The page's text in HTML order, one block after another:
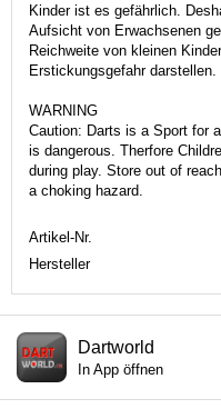
Kinder ist es gefährlich.
Aufsicht von Erwachsenen
Reichweite von kleinen
Erstickungsgefahr darstellen.
WARNING
Caution: Darts is a Sport for
is dangerous. Therfore
during play. Store out of
a choking hazard.
Artikel-Nr.
Hersteller
Dartworld
In App öffnen